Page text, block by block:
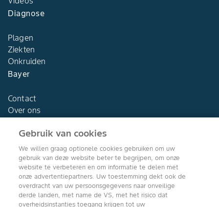
Diagnose
Plagen
Ziekten
Onkruiden
Bayer
Contact
Over ons
Agro Bayer
Nederland
Gebruik van cookies
We willen graag optionele cookies gebruiken om uw
gebruik van deze website beter te begrijpen, om onze
website te verbeteren en om informatie te delen met
onze advertentiepartners. Uw toestemming dekt ook de
overdracht van uw persoonsgegevens naar onveilige
derde landen, met name de VS, met het risico dat
overheidsinstanties toegang krijgen tot uw